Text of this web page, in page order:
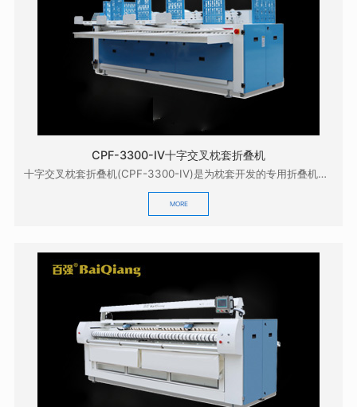
CPF-3300-IV十字交叉枕套折叠机
十字交叉枕套折叠机(CPF-3300-IV)是为枕套开发的专用折叠机，它配合本公司的GZD-33...
MORE